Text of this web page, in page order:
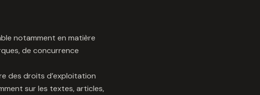
notamment en matière
de concurrence
des droits d’exploitation
sur les textes, articles,